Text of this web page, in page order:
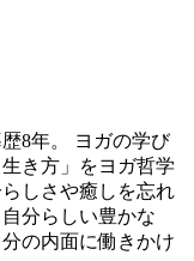
8年。 ヨガの学び
き方」をヨガ哲学
しさや癒しを忘れ
分らしい豊かな
の内面に働きかけ